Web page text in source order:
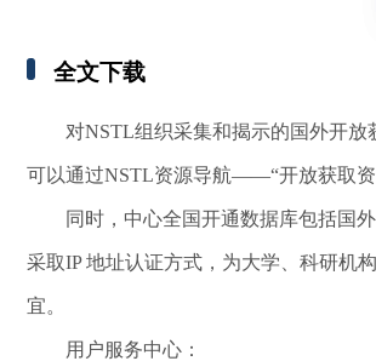
全文下载
对NSTL组织采集和揭示的国外开
可以通过NSTL资源导航——“开放获取
同时，中心全国开通数据库包括国
采取IP 地址认证方式，为大学、科研机
宜。
用户服务中心：